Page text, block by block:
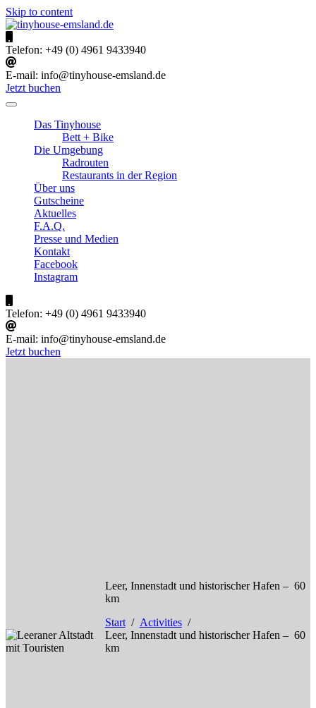
Skip to content
tinyhouse-emsland.de
Urlaub im Emsland
Telefon: +49 (0) 4961 9433940
E-mail: info@tinyhouse-emsland.de
Jetzt buchen
Das Tinyhouse
Bett + Bike
Die Umgebung
Radrouten
Restaurants in der Region
Über uns
Gutscheine
Aktuelles
F.A.Q.
Presse und Medien
Kontakt
Facebook
Instagram
Telefon: +49 (0) 4961 9433940
E-mail: info@tinyhouse-emsland.de
Jetzt buchen
Leer, Innenstadt und historischer Hafen – 60
km
Start
Activities
Leer, Innenstadt und historischer Hafen – 60
km